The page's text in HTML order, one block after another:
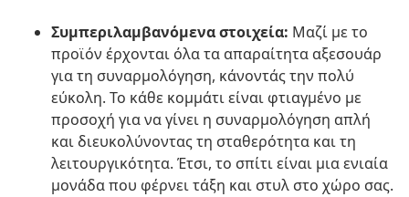
Συμπεριλαμβανόμενα στοιχεία: Μαζί με το
προϊόν έρχονται όλα τα απαραίτητα αξεσουάρ
για τη συναρμολόγηση, κάνοντάς την πολύ
εύκολη. Το κάθε κομμάτι είναι φτιαγμένο με
προσοχή για να γίνει η συναρμολόγηση απλή
και διευκολύνοντας τη σταθερότητα και τη
λειτουργικότητα. Έτσι, το σπίτι είναι μια ενιαία
μονάδα που φέρνει τάξη και στυλ στο χώρο σας.